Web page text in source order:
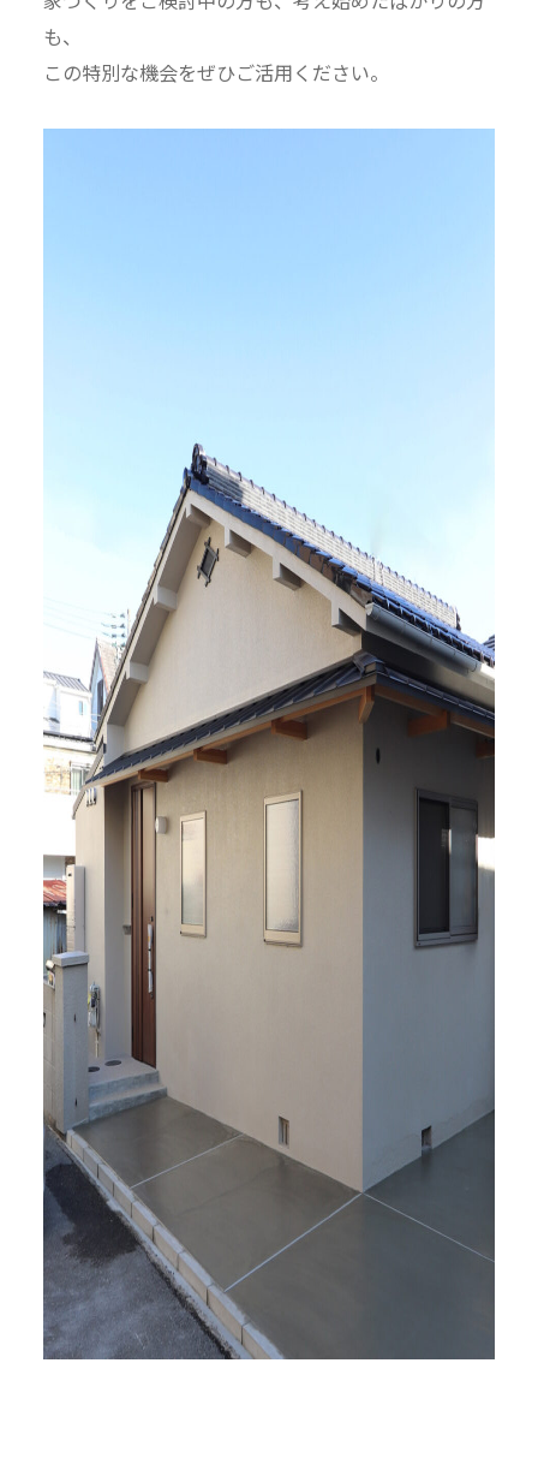
も、
この特別な機会をぜひご活用ください。